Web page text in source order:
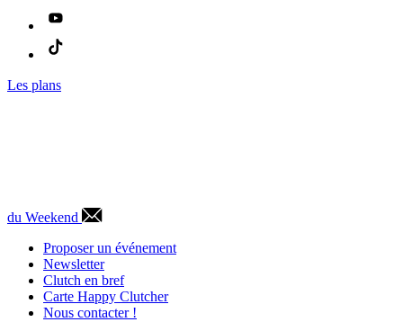
Les plans
du Weekend
Proposer un événement
Newsletter
Clutch en bref
Carte Happy Clutcher
Nous contacter !